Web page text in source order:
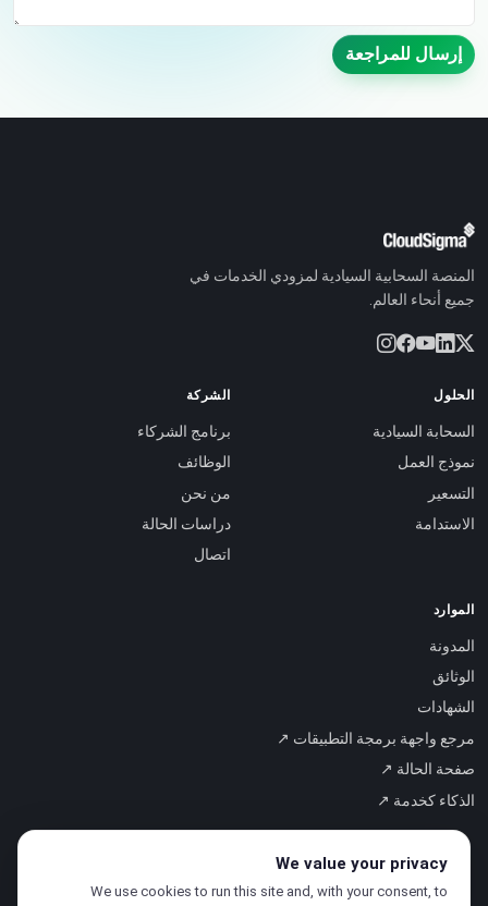
إرسال للمراجعة
المنصة السحابية السيادية لمزودي الخدمات في
جميع أنحاء العالم.
الحلول
السحابة السيادية
نموذج العمل
التسعير
الاستدامة
الشركة
برنامج الشركاء
الوظائف
من نحن
دراسات الحالة
اتصال
الموارد
المدونة
الوثائق
الشهادات
مرجع واجهة برمجة التطبيقات ↗
صفحة الحالة ↗
الذكاء كخدمة ↗
We value your privacy
We use cookies to run this site and, with your consent, to